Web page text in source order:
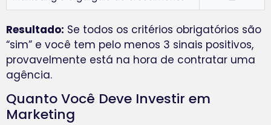
Resultado: Se todos os critérios obrigatórios são
“sim” e você tem pelo menos 3 sinais positivos,
provavelmente está na hora de contratar uma
agência.
Quanto Você Deve Investir em
Marketing